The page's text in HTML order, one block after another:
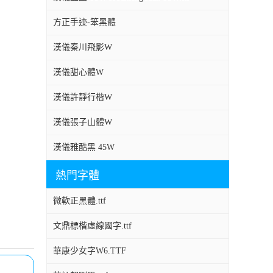
方正手迹-笨黑體
漢儀秦川飛影W
漢儀甜心體W
漢儀許靜行楷W
漢儀張子山體W
漢儀雅酷黑 45W
熱門字體
微軟正黑體.ttf
文鼎標楷虛線國字.ttf
華康少女字W6.TTF